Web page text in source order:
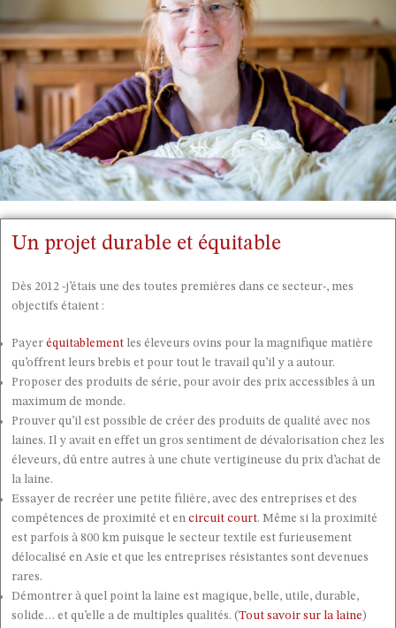
Un projet durable et équitable
Dès 2012 -j’étais une des toutes premières dans ce secteur-, mes
objectifs étaient :
Payer équitablement les éleveurs ovins pour la magnifique matière
qu’offrent leurs brebis et pour tout le travail qu’il y a autour.
Proposer des produits de série, pour avoir des prix accessibles à un
maximum de monde.
Prouver qu’il est possible de créer des produits de qualité avec nos
laines. Il y avait en effet un gros sentiment de dévalorisation chez les
éleveurs, dû entre autres à une chute vertigineuse du prix d’achat de
la laine.
Essayer de recréer une petite filière, avec des entreprises et des
compétences de proximité et en circuit court. Même si la proximité
est parfois à 800 km puisque le secteur textile est furieusement
délocalisé en Asie et que les entreprises résistantes sont devenues
rares.
Démontrer à quel point la laine est magique, belle, utile, durable,
solide… et qu’elle a de multiples qualités. (Tout savoir sur la laine)